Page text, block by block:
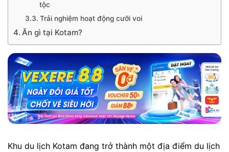
tộc
Trải nghiệm hoạt động cưỡi voi
Ăn gì tại Kotam?
Khu du lịch Kotam đang trở thành một địa điểm du lịch